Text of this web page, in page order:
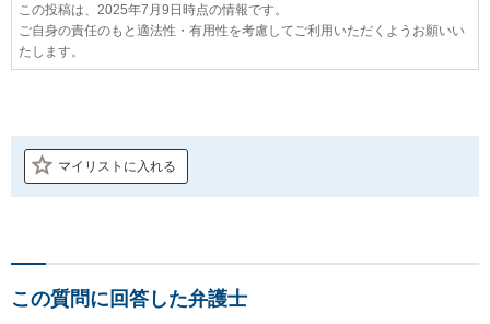
この投稿は、2025年7月9日時点の情報です。
ご自身の責任のもと適法性・有用性を考慮してご利用いただくようお願いい
たします。
マイリストに入れる
この質問に回答した弁護士